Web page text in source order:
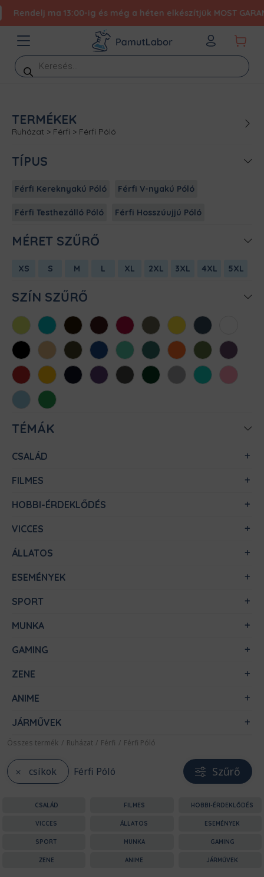
Rendelj ma 13:00-ig és még a héten elkészítjük MOST
Products
search
TERMÉKEK
Ruházat > Férfi > Férfi Póló
TÍPUS
Férfi Kereknyakú Póló Férfi V-nyakú Póló
Férfi Testhezálló Póló Férfi Hosszúujjú Póló
MÉRET SZŰRŐ
XS S M L XL 2XL 3XL 4XL 5XL
SZÍN SZŰRŐ
AlmazöldAtollkékBarnaBordóChili Cink Citromsárga
Denim
FeketeHomokKhaki KirálykékMentaMéregzöld
NarancsOliva Padlizsán
Piros SárgaSötétkékSötétlilaSötétszürke
SötétzöldSportszürke
Türkiz
Világos
rózsaszín
Világoskék
Zöld
TÉMÁK
CSALÁD
FILMES
HOBBI-ÉRDEKLŐDÉS
VICCES
ÁLLATOS
ESEMÉNYEK
SPORT
MUNKA
GAMING
ZENE
ANIME
JÁRMŰVEK
Összes termék / Ruházat / Férfi / Férfi Póló
csíkok Férfi Póló Szűrő
CSALÁD FILMES HOBBI-ÉRDEKLŐDÉS
VICCES ÁLLATOS ESEMÉNYEK
SPORT MUNKA GAMING
ZENE ANIME JÁRMŰVEK